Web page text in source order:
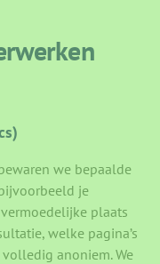
we bepaalde
je
plaats
welke pagina’s
anoniem. We